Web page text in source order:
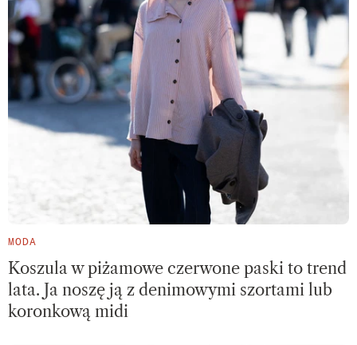
MODA
Koszula w piżamowe czerwone paski to trend
lata. Ja noszę ją z denimowymi szortami lub
koronkową midi